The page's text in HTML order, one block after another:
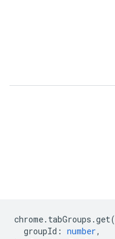
chrome. tabGroups .get(
groupId : number,